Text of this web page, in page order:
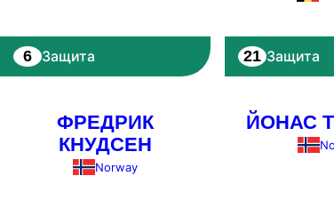
6 Защита 21 Защита
ФРЕДРИК
КНУДСЕН
Norway
ЙОНАС